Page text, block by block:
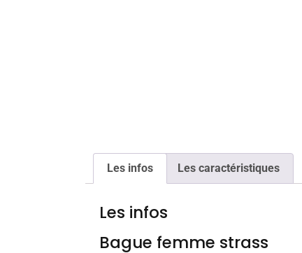
Les infos Les caractéristiques
Les infos
Bague femme strass